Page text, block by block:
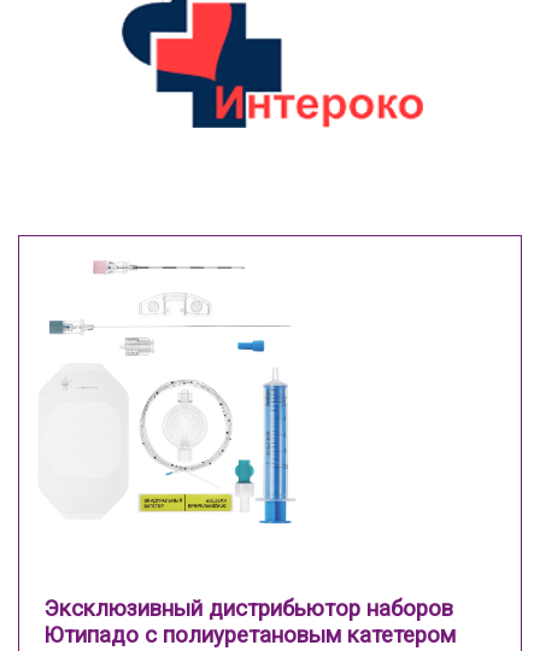
Эксклюзивный дистрибьютор наборов
Ютипадо с полиуретановым катетером